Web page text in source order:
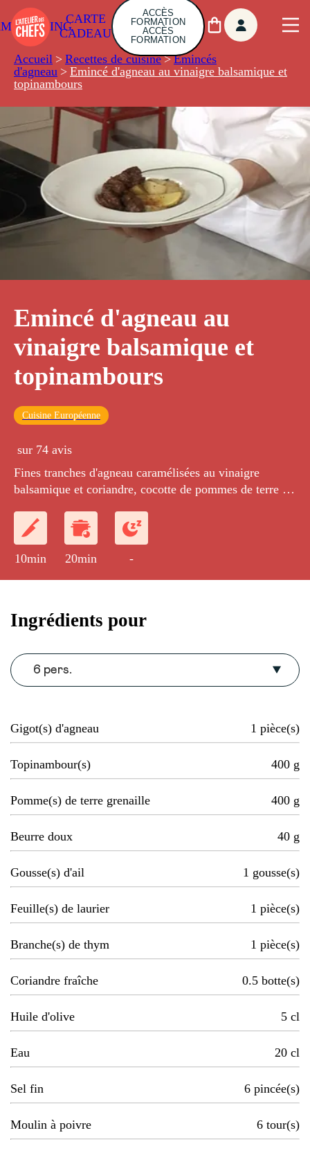
CARTE
CADEAU
ACCÈS
FORMATION
ACCÈS
FORMATION
Accueil > Recettes de cuisine > Emincés
d'agneau > Emincé d'agneau au vinaigre balsamique et
topinambours
Emincé d'agneau au
vinaigre balsamique et
topinambours
Cuisine Européenne
sur 74 avis
Fines tranches d'agneau caramélisées au vinaigre
balsamique et coriandre, cocotte de pommes de terre et
10min 20min -
Ingrédients pour
6 pers.
Gigot(s) d'agneau 1 pièce(s)
Topinambour(s) 400 g
Pomme(s) de terre grenaille 400 g
Beurre doux 40 g
Gousse(s) d'ail 1 gousse(s)
Feuille(s) de laurier 1 pièce(s)
Branche(s) de thym 1 pièce(s)
Coriandre fraîche 0.5 botte(s)
Huile d'olive 5 cl
Eau 20 cl
Sel fin 6 pincée(s)
Moulin à poivre 6 tour(s)